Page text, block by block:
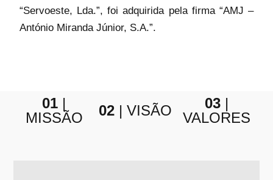
“Servoeste, Lda.”, foi adquirida pela firma “AMJ –
António Miranda Júnior, S.A.”.
01 |
MISSÃO
02| VISÃO 03|
VALORES